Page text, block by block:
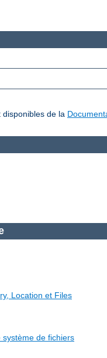
de la
Location et Files
de fichiers